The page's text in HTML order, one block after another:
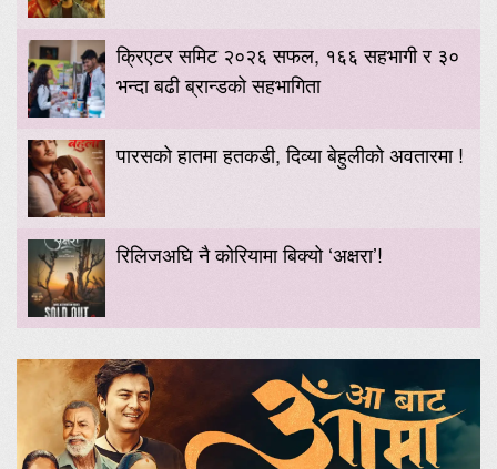
क्रिएटर समिट २०२६ सफल, १६६ सहभागी र ३०
भन्दा बढी ब्रान्डको सहभागिता
पारसको हातमा हतकडी, दिव्या बेहुलीको अवतारमा !
रिलिजअघि नै कोरियामा बिक्यो ‘अक्षरा’!